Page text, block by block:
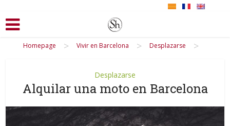
Homepage > Vivir en Barcelona > Desplazarse >
Desplazarse
Alquilar una moto en Barcelona